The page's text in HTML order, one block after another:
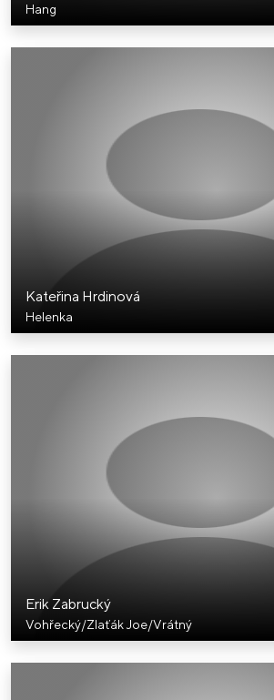
Hang
Kateřina Hrdinová
Helenka
Erik Zabrucký
Vohřecký/Zlaťák Joe/Vrátný